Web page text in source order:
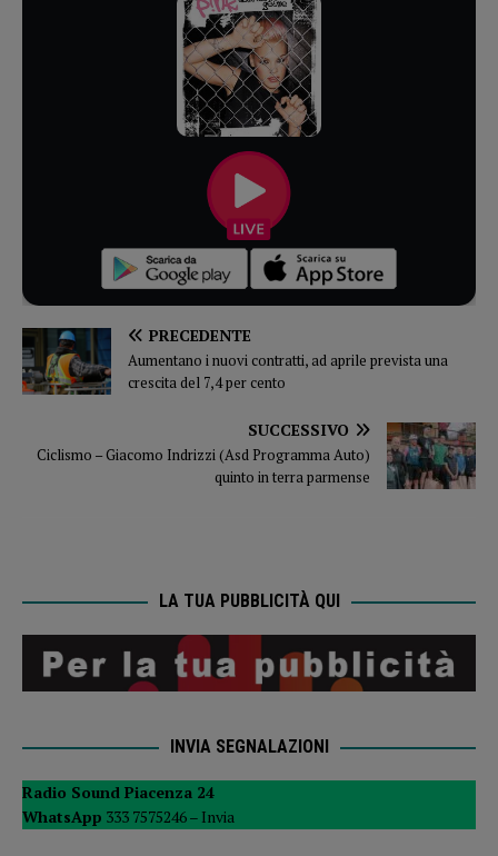
PRECEDENTE
Aumentano i nuovi contratti, ad aprile prevista una
crescita del 7,4 per cento
SUCCESSIVO
Ciclismo – Giacomo Indrizzi (Asd Programma Auto)
quinto in terra parmense
LA TUA PUBBLICITÀ QUI
INVIA SEGNALAZIONI
Radio Sound Piacenza 24
WhatsApp 333 7575246 – Invia